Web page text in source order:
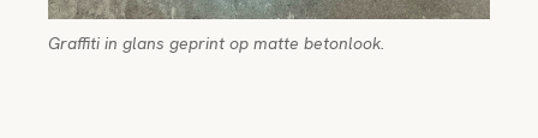
Graffiti in glans geprint op matte betonlook.